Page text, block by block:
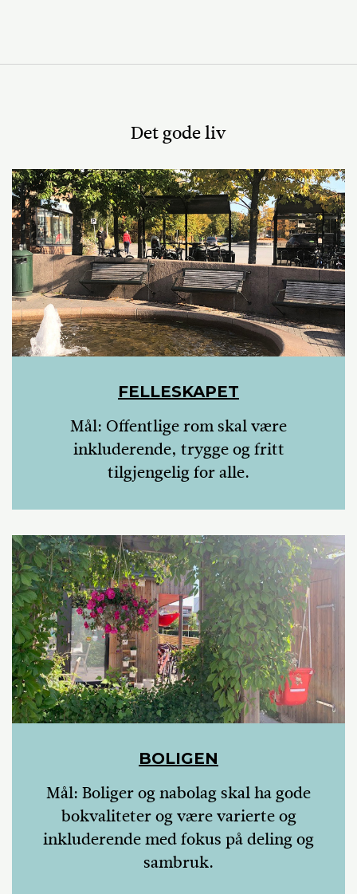
Det gode liv
FELLESKAPET
Mål: Offentlige rom skal være
inkluderende, trygge og fritt
tilgjengelig for alle.
BOLIGEN
Mål: Boliger og nabolag skal ha gode
bokvaliteter og være varierte og
inkluderende med fokus på deling og
sambruk.